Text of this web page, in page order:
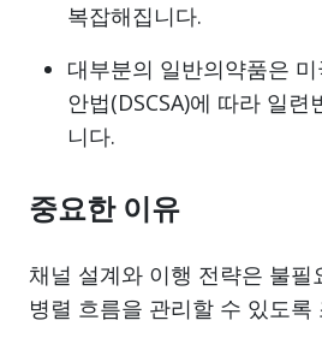
복잡해집니다.
대부분의 일반의약품은
안법(DSCSA)에 따라 일
니다.
중요한 이유
채널 설계와 이행 전략은 불필
병렬 흐름을 관리할 수 있도록